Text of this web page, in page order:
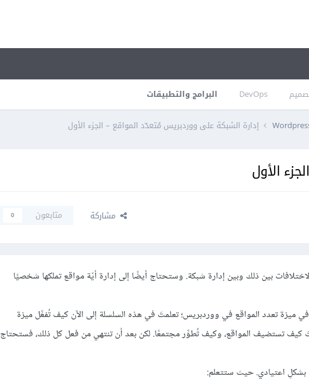
DevOps البرامج والتطبيقات
إدارة الشبكة على ووردبريس مُتعدّد المواقع – الجزء الأول
الأول
مشاركة متابعون 0
بين ذلك وبين إدارة شبكة. وستحتاج أيضًا إلى إدارة أيّة مواقع تملكها شخصيًا
في ميزة تعدد المواقع في ووردبريس؛ تعلمتَ في هذه السلسلة إلى الآن كيف تُفعِّل ميزة
كيف تستضيف المواقع، وكيف تُطوِّر مجتمعًا. لكن بعد أن تنتهي من فعل كل ذلك، فستحتاج
اعتيادي. حيث ستتعلم: